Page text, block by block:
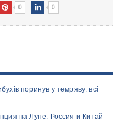
0 0
поринув у темряву: всі
на Луне: Россия и Китай